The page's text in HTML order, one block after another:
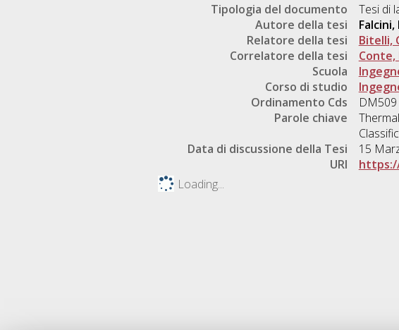
Tipologia del documento
Tesi di
Autore della tesi
Relatore della tesi
Bitelli,
Correlatore della tesi
Conte,
Scuola
Corso di studio
Ordinamento Cds
DM509
Parole chiave
Data di discussione della Tesi
15
URI
Loading...